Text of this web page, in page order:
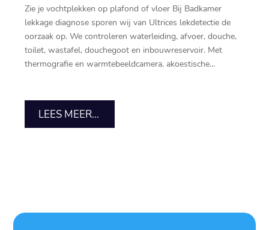
Zie je vochtplekken op plafond of vloer Bij Badkamer
lekkage diagnose sporen wij van Ultrices lekdetectie de
oorzaak op.​ We controleren waterleiding, afvoer, douche,
toilet, wastafel, douchegoot en inbouwreservoir.​ Met
thermografie en warmtebeeldcamera, akoestische...
LEES MEER...